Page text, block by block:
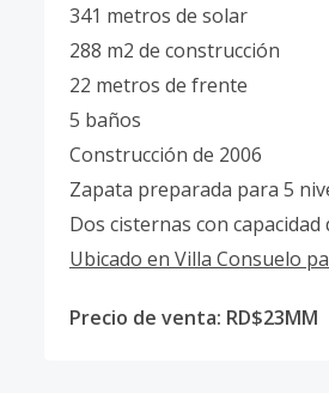
341 metros de solar
288 m2 de construcción
22 metros de frente
5 baños
Construcción de 2006
Zapata preparada para 5
Dos cisternas con capacidad
Ubicado en Villa Consuelo
Precio de venta: RD$23MM